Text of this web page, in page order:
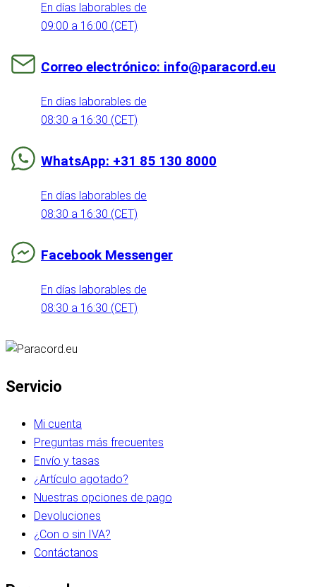
En días laborables de
09:00 a 16:00 (CET)
Correo electrónico: info@paracord.eu
En días laborables de
08:30 a 16:30 (CET)
WhatsApp: +31 85 130 8000
En días laborables de
08:30 a 16:30 (CET)
Facebook Messenger
En días laborables de
08:30 a 16:30 (CET)
Servicio
Mi cuenta
Preguntas más frecuentes
Envío y tasas
¿Artículo agotado?
Nuestras opciones de pago
Devoluciones
¿Con o sin IVA?
Contáctanos